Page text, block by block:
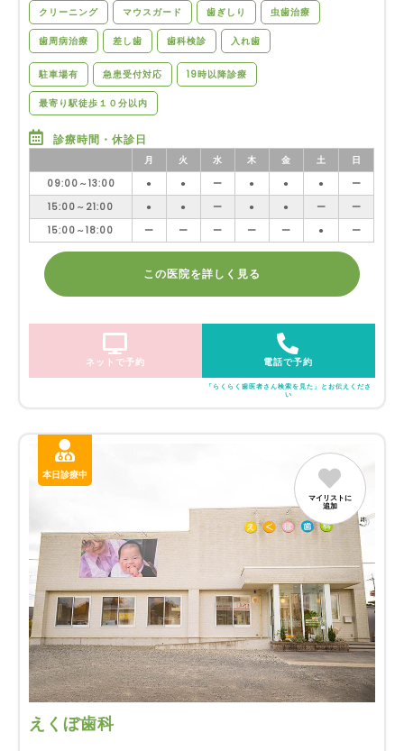
クリーニング マウスガード 歯ぎしり 虫歯治療
歯周病治療 差し歯 歯科検診 入れ歯
駐車場有 急患受付対応 19時以降診療
最寄り駅徒歩１０分以内
診療時間・休診日
月 火 水 木 金 土
日
09:00～13:00
● ● ー ● ● ●
ー
15:00～21:00
● ● ー ● ● ー
ー
15:00～18:00
ー ー ー ー ー ● ー
この医院を詳しく見る
ネットで予約 電話で予約
「らくらく歯医者さん検索を見た」とお伝えくださ
い
本日診療中
えくぼ歯科
マイリストに
追加